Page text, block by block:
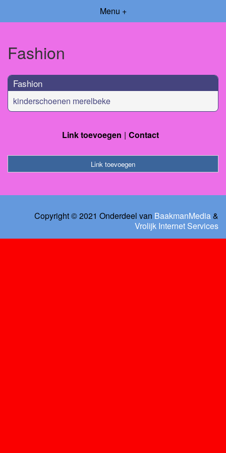
Menu +
Fashion
Fashion
kinderschoenen merelbeke
Link toevoegen Contact
Link toevoegen
Copyright © 2021 Onderdeel van BaakmanMedia&
Vrolijk Internet Services